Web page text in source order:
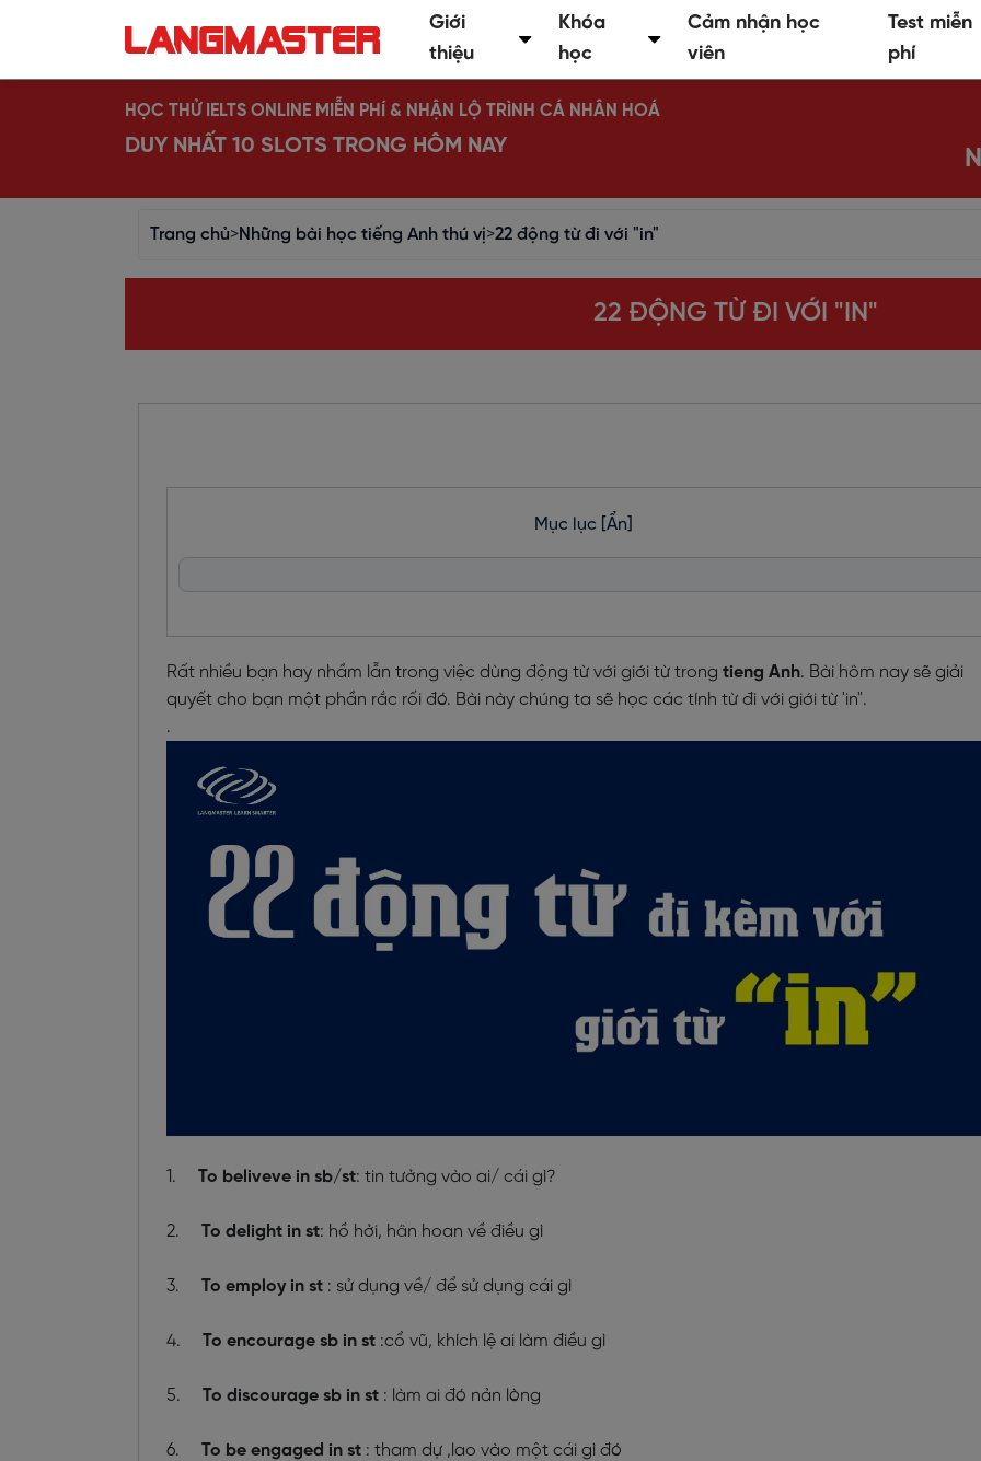
Giới
thiệu
Khóa
học
Cảm nhận học
viên
Test miễn
phí
HỌC THỬ IELTS ONLINE MIỄN PHÍ & NHẬN LỘ TRÌNH CÁ NHÂN HOÁ
DUY NHẤT 10 SLOTS TRONG HÔM NAY
Trang chủ>Những bài học tiếng Anh thú vị>22 động từ đi với "in"
22 ĐỘNG TỪ ĐI VỚI "IN"
Mục lục [Ẩn]
Rất nhiều bạn hay nhầm lẫn trong việc dùng động từ với giới từ trong tieng Anh. Bài hôm nay sẽ giải
quyết cho bạn một phần rắc rối đó. Bài này chúng ta sẽ học các tính từ đi với giới từ 'in".
.
1. To beliveve in sb/st: tin tưởng vào ai/ cái gì?
2. To delight in st: hồ hởi, hân hoan về điều gì
3. To employ in st : sử dụng về/ để sử dụng cái gì
4. To encourage sb in st :cổ vũ, khích lệ ai làm điều gì
5. To discourage sb in st : làm ai đó nản lòng
6. To be engaged in st : tham dự ,lao vào một cái gì đó